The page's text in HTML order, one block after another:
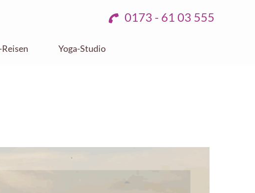
0173 - 61 03 555
Yoga-Studio